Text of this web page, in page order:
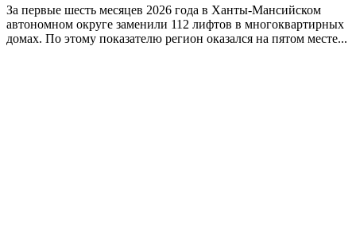
За первые шесть месяцев 2026 года в Ханты-Мансийском
автономном округе заменили 112 лифтов в многоквартирных
домах. По этому показателю регион оказался на пятом месте...